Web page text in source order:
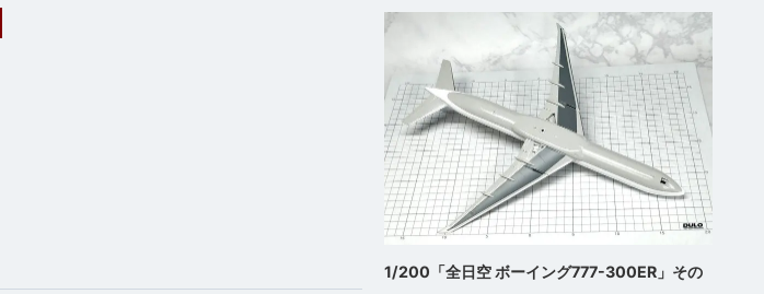
1/200「全日空 ボーイング777-300ER」その